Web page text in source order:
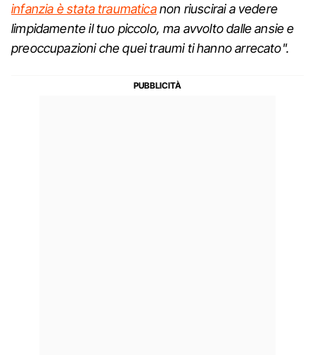
infanzia è stata traumaticanon riuscirai a vedere
limpidamente il tuo piccolo, ma avvolto dalle ansie e
preoccupazioni che quei traumi ti hanno arrecato".